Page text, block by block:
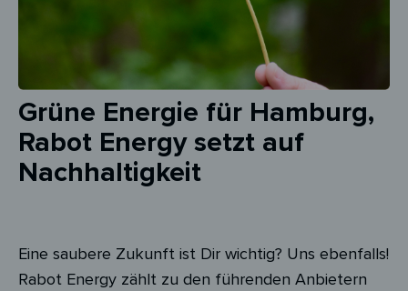
Grüne Energie für Hamburg,
Rabot Energy setzt auf
Nachhaltigkeit
Eine saubere Zukunft ist Dir wichtig? Uns ebenfalls!
Rabot Energy zählt zu den führenden Anbietern